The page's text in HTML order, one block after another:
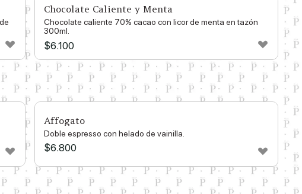
Chocolate Caliente y Menta
Chocolate caliente 70% cacao con licor de menta en tazón
300ml.
$6.100
Affogato
Doble espresso con helado de vainilla.
$6.800